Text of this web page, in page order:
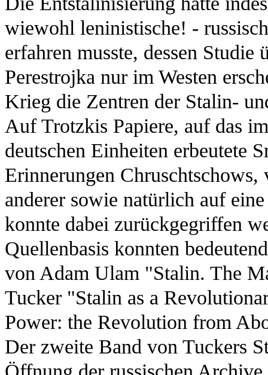
wiewohl leninistische! -
erfahren musste, dessen
Perestrojka nur im Westen
Krieg die Zentren der Stalin-
Auf Trotzkis Papiere, auf das
deutschen Einheiten erbeutete
Erinnerungen
anderer sowie natürlich auf
konnte dabei zurückgegriffen
Quellenbasis konnten
von Adam Ulam "Stalin. The
Tucker "Stalin as a
Power: the Revolution from
Der zweite Band von Tuckers